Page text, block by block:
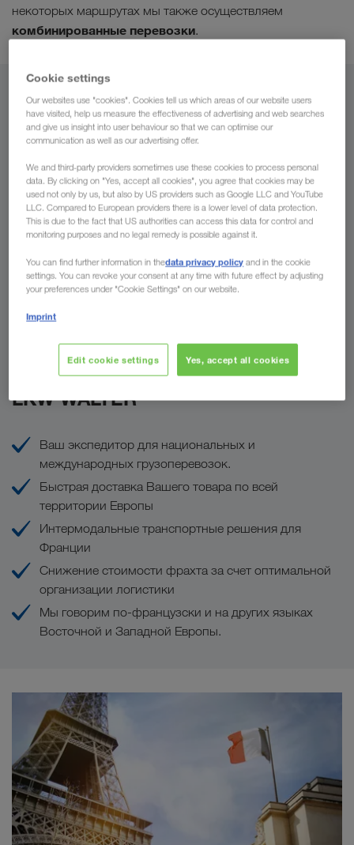
некоторых маршрутах мы также осуществляем
комбинированные перевозки.
Из
Беларусь
Страна
Сделать запрос
Ваши преимущества с
LKW WALTER
Ваш экспедитор для национальных и
международных грузоперевозок.
Быстрая доставка Вашего товара по всей
территории Европы
Интермодальные транспортные решения для
Франции
Снижение стоимости фрахта за счет оптимальной
организации логистики
Мы говорим по-французски и на других языках
Восточной и Западной Европы.
Cookie settings
Our websites use "cookies". Cookies tell us which areas of our website users
have visited, help us measure the effectiveness of advertising and web searches
and give us insight into user behaviour so that we can optimise our
communication as well as our advertising offer.
We and third-party providers sometimes use these cookies to process personal
data. By clicking on "Yes, accept all cookies", you agree that cookies may be
used not only by us, but also by US providers such as Google LLC and YouTube
LLC. Compared to European providers there is a lower level of data protection.
This is due to the fact that US authorities can access this data for control and
monitoring purposes and no legal remedy is possible against it.
You can find further information in thedata privacy policy and in the cookie
settings. You can revoke your consent at any time with future effect by adjusting
your preferences under "Cookie Settings" on our website.
Imprint
Edit cookie settings Yes, accept all cookies